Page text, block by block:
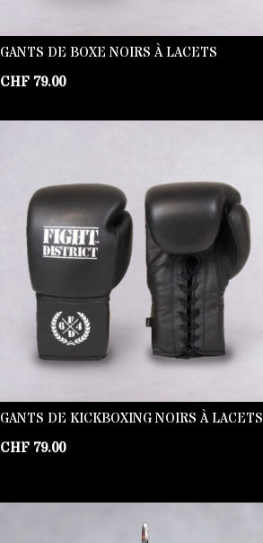
GANTS DE BOXE NOIRS À LACETS
CHF 79.00
GANTS DE KICKBOXING NOIRS À LACETS
CHF 79.00